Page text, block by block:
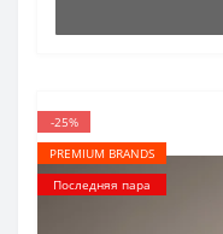
-25%
PREMIUM BRANDS
Последняя пара